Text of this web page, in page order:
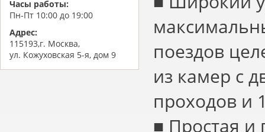
Часы работы:
Пн-Пт 10:00 до 19:00
Адрес:
115193,г. Москва,
ул. Кожуховская 5-я, дом 9
поездов
из камер с
проходов и
■ Простая и